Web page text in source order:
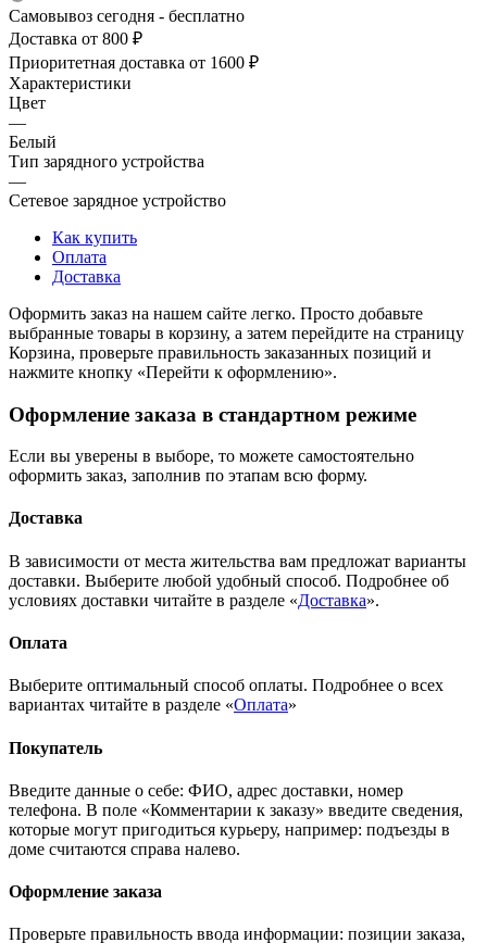
Самовывоз сегодня - бесплатно
Доставка от 800 ₽
Приоритетная доставка от 1600 ₽
Характеристики
Цвет
—
Белый
Тип зарядного устройства
—
Сетевое зарядное устройство
Как купить
Оплата
Доставка
Оформить заказ на нашем сайте легко. Просто добавьте
выбранные товары в корзину, а затем перейдите на страницу
Корзина, проверьте правильность заказанных позиций и
нажмите кнопку «Перейти к оформлению».
Оформление заказа в стандартном режиме
Если вы уверены в выборе, то можете самостоятельно
оформить заказ, заполнив по этапам всю форму.
Доставка
В зависимости от места жительства вам предложат варианты
доставки. Выберите любой удобный способ. Подробнее об
условиях доставки читайте в разделе «Доставка».
Оплата
Выберите оптимальный способ оплаты. Подробнее о всех
вариантах читайте в разделе «Оплата»
Покупатель
Введите данные о себе: ФИО, адрес доставки, номер
телефона. В поле «Комментарии к заказу» введите сведения,
которые могут пригодиться курьеру, например: подъезды в
доме считаются справа налево.
Оформление заказа
Проверьте правильность ввода информации: позиции заказа,